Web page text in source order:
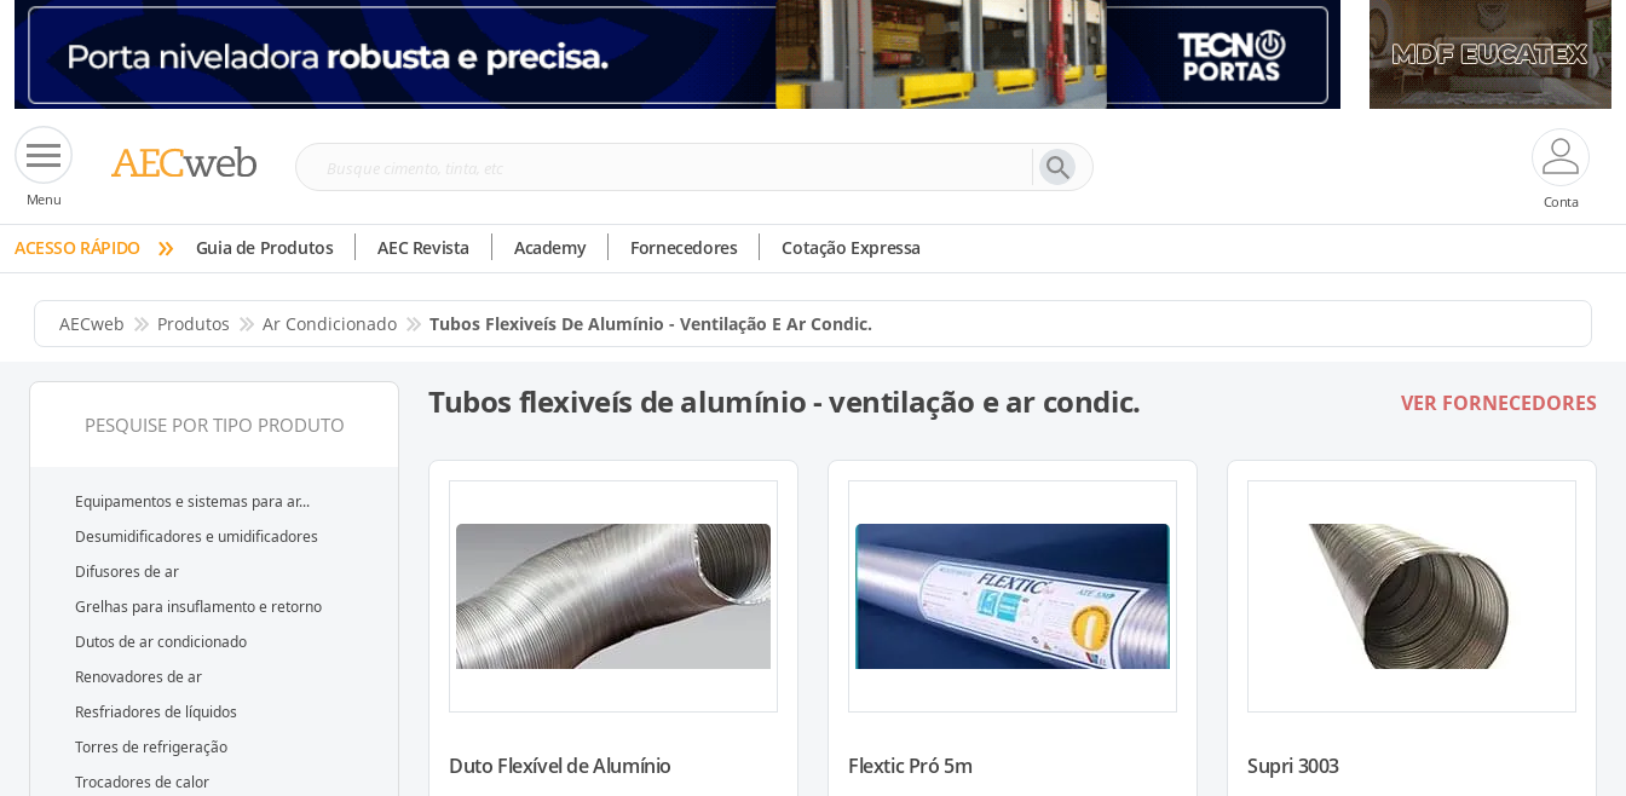
Menu
Busque
tinta,
etc
Conta
ACESSO RÁPIDO » Guia de Produtos AEC Revista Academy Fornecedores Cotação Expressa
AECweb Produtos Ar Condicionado Tubos Flexiveís De Alumínio - Ventilação E Ar Condic.
PESQUISE POR TIPO PRODUTO
Equipamentos e sistemas para ar...
Desumidificadores e umidificadores
Difusores de ar
Grelhas para insuflamento e retorno
Dutos de ar condicionado
Renovadores de ar
Resfriadores de líquidos
Torres de refrigeração
Trocadores de calor
Tubos flexiveís de alumínio - ventilação e ar condic. VER FORNECEDORES
Duto Flexível de Alumínio Flextic Pró 5m Supri 3003